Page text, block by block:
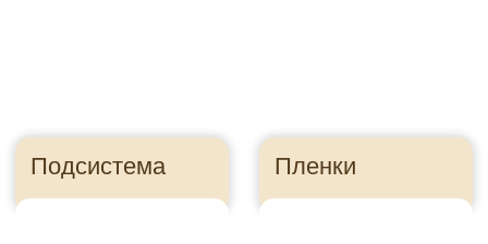
Правильно посчитайте
сайдинг, чтобы
сэкономить